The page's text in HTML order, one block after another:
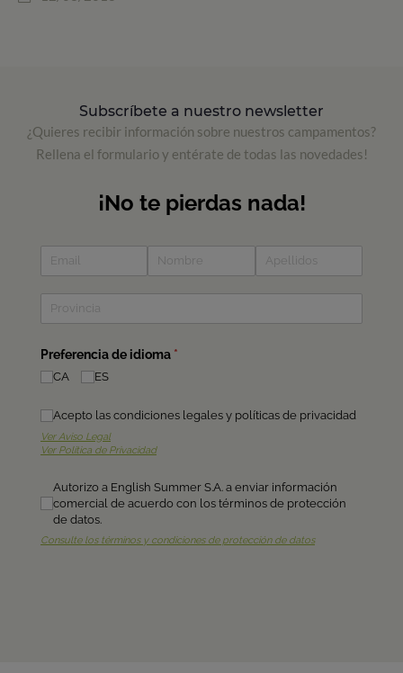
Subscríbete a nuestro newsletter
¿Quieres recibir información sobre nuestros campamentos?
Rellena el formulario y entérate de todas las novedades!